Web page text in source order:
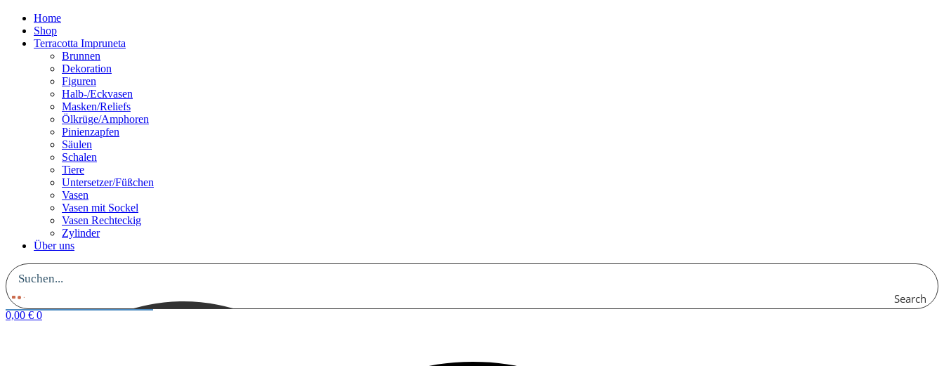
Home
Shop
Terracotta Impruneta
Brunnen
Dekoration
Figuren
Halb-/Eckvasen
Masken/Reliefs
Ölkrüge/Amphoren
Pinienzapfen
Säulen
Schalen
Tiere
Untersetzer/Füßchen
Vasen
Vasen mit Sockel
Vasen Rechteckig
Zylinder
Über uns
Search
0,00 € 0